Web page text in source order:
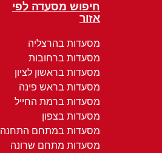
חיפוש מסעדה לפי
אזור
מסעדות בהרצליה
מסעדות ברחובות
מסעדות בראשון לציון
מסעדות בראש פינה
מסעדות ברמת החייל
מסעדות בצפון
מסעדות במתחם התחנה
מסעדות מתחם שרונה